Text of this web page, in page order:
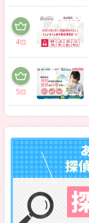
4位
5位